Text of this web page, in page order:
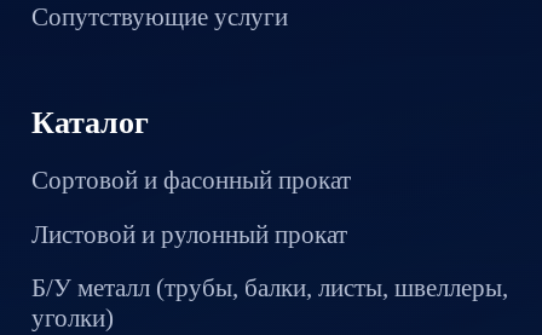
Сопутствующие услуги
Каталог
Сортовой и фасонный прокат
Листовой и рулонный прокат
Б/У металл (трубы, балки, листы, швеллеры,
уголки)